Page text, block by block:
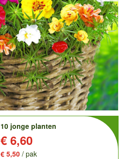
10 jonge planten
€ 6,60
€ 5,50 / pak